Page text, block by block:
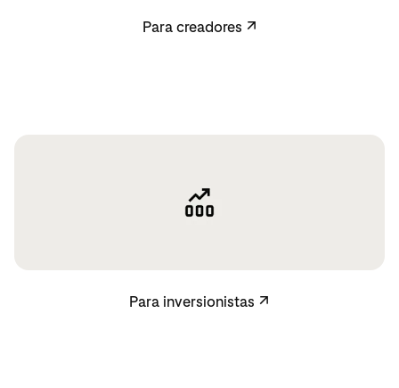
Para creadores ↗
Para inversionistas ↗